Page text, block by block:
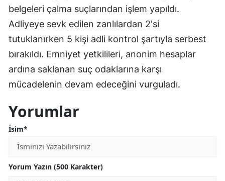
belgeleri çalma suçlarından işlem yapıldı.
Adliyeye sevk edilen zanlılardan 2'si
tutuklanırken 5 kişi adli kontrol şartıyla serbest
bırakıldı. Emniyet yetkilileri, anonim hesaplar
ardına saklanan suç odaklarına karşı
mücadelenin devam edeceğini vurguladı.
Yorumlar
İsim*
Yorum Yazın (500 Karakter)